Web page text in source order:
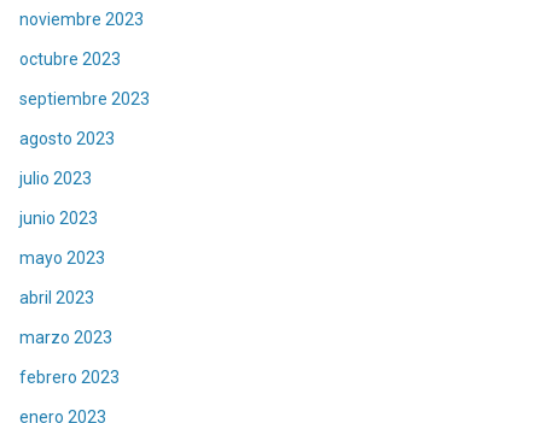
noviembre 2023
octubre 2023
septiembre 2023
agosto 2023
julio 2023
junio 2023
mayo 2023
abril 2023
marzo 2023
febrero 2023
enero 2023